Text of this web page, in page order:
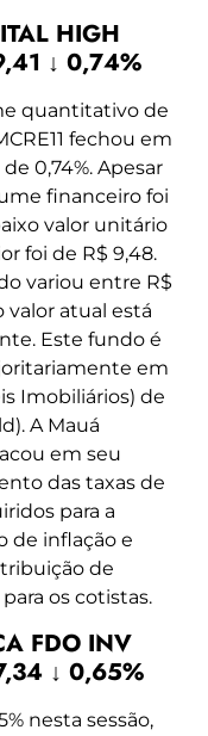
HIGH
↓ 0,74%
quantitativo de
fechou em
0,74%. Apesar
financeiro foi
valor unitário
foi de R$ 9,48.
variou entre R$
valor atual está
Este fundo é
em
Imobiliários) de
A Mauá
em seu
das taxas de
para a
de inflação e
de
os cotistas.
FDO INV
↓ 0,65%
nesta sessão,